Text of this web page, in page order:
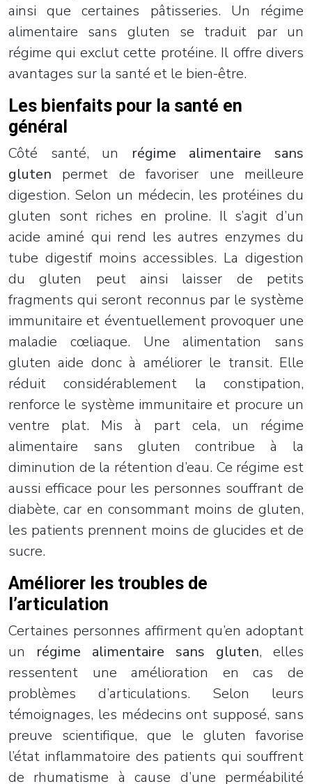
ainsi que certaines pâtisseries. Un régime
alimentaire sans gluten se traduit par un
régime qui exclut cette protéine. Il offre divers
avantages sur la santé et le bien-être.
Les bienfaits pour la santé en
général
Côté santé, un régime alimentaire sans
gluten permet de favoriser une meilleure
digestion. Selon un médecin, les protéines du
gluten sont riches en proline. Il s’agit d’un
acide aminé qui rend les autres enzymes du
tube digestif moins accessibles. La digestion
du gluten peut ainsi laisser de petits
fragments qui seront reconnus par le système
immunitaire et éventuellement provoquer une
maladie cœliaque. Une alimentation sans
gluten aide donc à améliorer le transit. Elle
réduit considérablement la constipation,
renforce le système immunitaire et procure un
ventre plat. Mis à part cela, un régime
alimentaire sans gluten contribue à la
diminution de la rétention d’eau. Ce régime est
aussi efficace pour les personnes souffrant de
diabète, car en consommant moins de gluten,
les patients prennent moins de glucides et de
sucre.
Améliorer les troubles de
l’articulation
Certaines personnes affirment qu’en adoptant
un régime alimentaire sans gluten, elles
ressentent une amélioration en cas de
problèmes d’articulations. Selon leurs
témoignages, les médecins ont supposé, sans
preuve scientifique, que le gluten favorise
l’état inflammatoire des patients qui souffrent
de rhumatisme à cause d’une perméabilité